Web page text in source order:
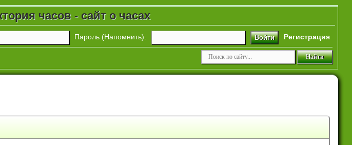
часов - сайт о часах
Пароль (Напомнить): Войти Регистрация